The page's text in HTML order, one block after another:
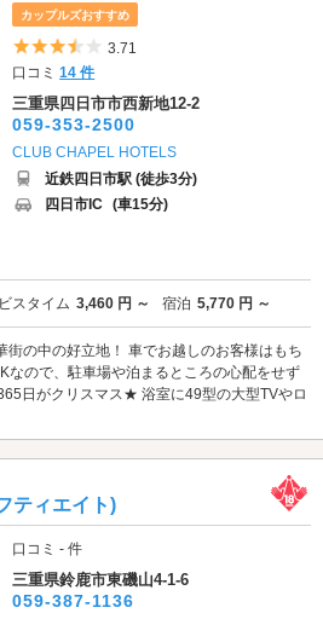
カップルズおすすめ
5つ星のうち3.5
3.71
口コミ14 件
三重県四日市市西新地12-2
059-353-2500
CLUB CHAPEL HOTELS
近鉄四日市駅 (徒歩3分)
四日市IC (車15分)
スタイム 3,460 円 ～ 宿泊 5,770 円 ～
街の中の好立地！ 車でお越しのお客様はもち
なので、駐車場や泊まるところの心配をせず
日がクリスマス★ 浴室に49型の大型TVやロ
ティエイト)
口コミ - 件
三重県鈴鹿市東磯山4-1-6
059-387-1136